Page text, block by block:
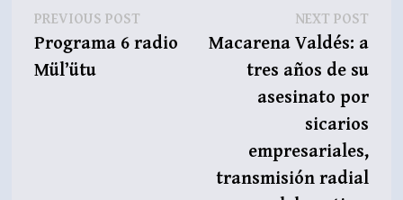
Navegación
de
PREVIOUS POSTPrevious
post:
Programa 6 radio
Mül’ütu
NEXT POST
Macarena Valdés: a
tres años de su
asesinato por
sicarios
empresariales,
transmisión radial